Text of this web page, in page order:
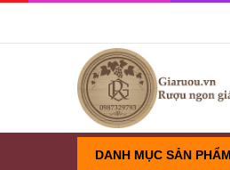
DANH MỤC SẢN PHẨM